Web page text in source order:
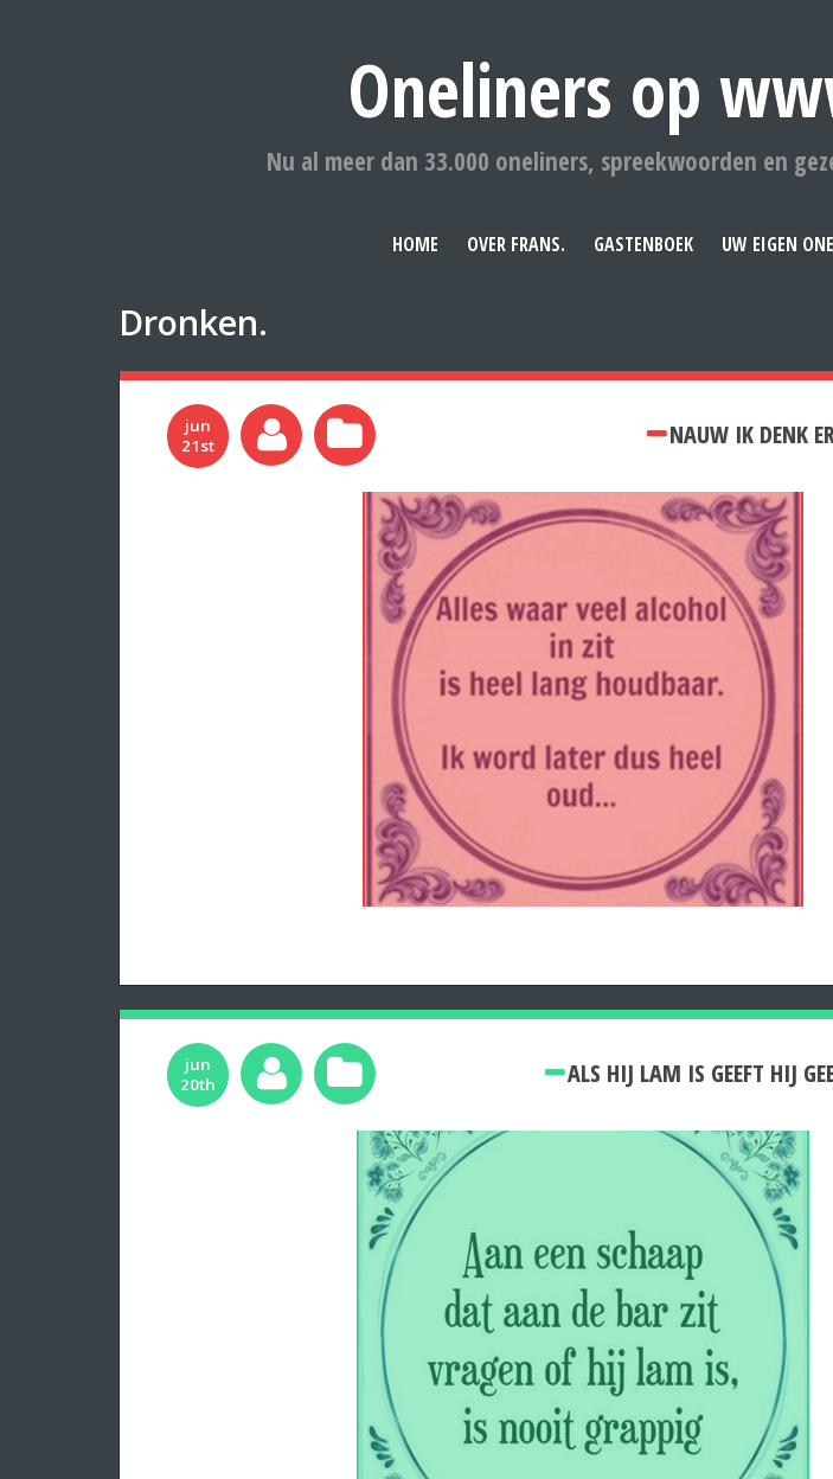
Oneliners op
Nu al meer dan 33.000 oneliners, spreekwoorden en
HOME OVER FRANS. GASTENBOEK UW EIGEN
Dronken.
jun
21st
NAUW IK DENK
jun
20th
ALS HIJ LAM IS GEEFT HIJ